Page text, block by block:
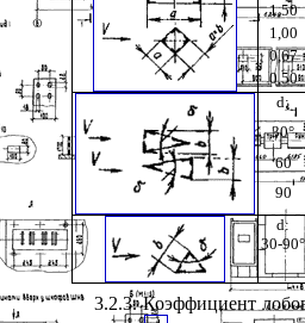
1,50
1,00
0,67
0,50
d:
30°
60
90
d:
30-90°
3.2.3. Коэффициент